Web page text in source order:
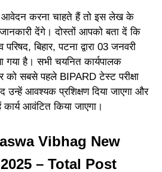
आवेदन करना चाहते हैं तो इस लेख के
देंगे। दोस्तों आपको बता दें कि
बिहार, पटना द्वारा 03 जनवरी
गया है। सभी चयनित कार्यपालक
को सबसे पहले BIPARD टेस्ट परीक्षा
उन्हें आवश्यक प्रशिक्षण दिया जाएगा और
कार्य आवंटित किया जाएगा।
Vibhag New
– Total Post